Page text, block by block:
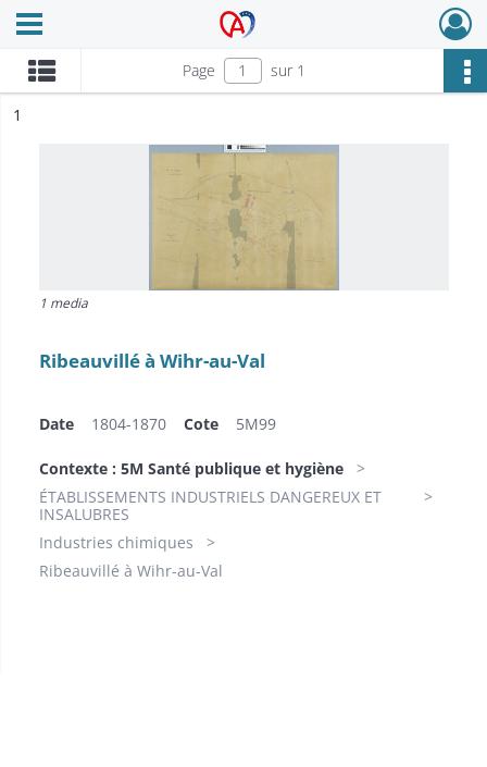
Archives Alsace - Colmar
Ouvrir le menu déroulant
Page sur 1
n°
1
1 media
Ribeauvillé à Wihr-au-Val
Date 1804-1870 Cote 5M99
Contexte : 5M Santé publique et hygiène
ÉTABLISSEMENTS INDUSTRIELS DANGEREUX ET
INSALUBRES
Industries chimiques
Ribeauvillé à Wihr-au-Val